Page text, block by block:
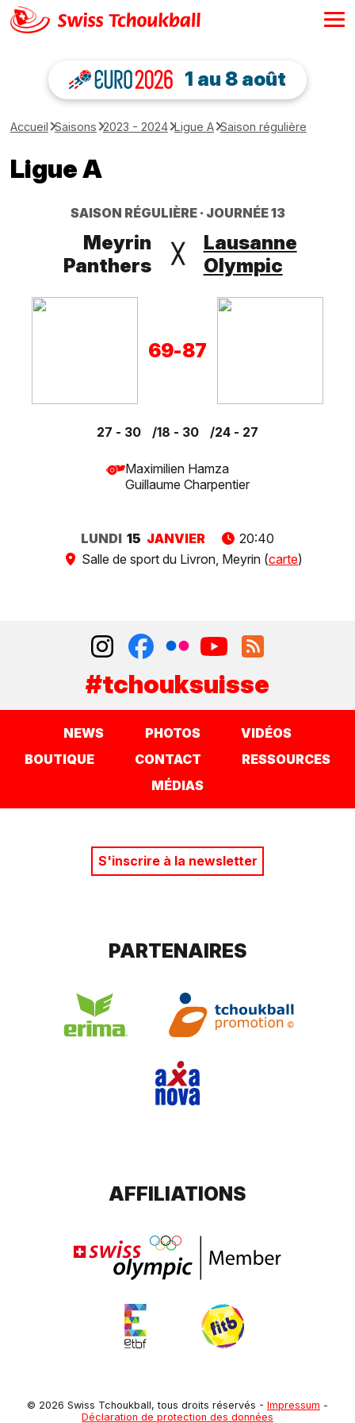
1 au 8 août
Accueil Saisons 2023 - 2024 Ligue A Saison régulière
Ligue A
SAISON RÉGULIÈRE JOURNÉE 13
Meyrin
Panthers
╳
Lausanne
Olympic
69-87
27 - 30 18 - 30 24 - 27
Maximilien Hamza
Guillaume Charpentier
LUNDI 15 JANVIER
20:40
Salle de sport du Livron, Meyrin (carte)
#tchouksuisse
NEWS PHOTOS
VIDÉOS
BOUTIQUE
CONTACT
RESSOURCES
MÉDIAS
S'inscrire à la newsletter
PARTENAIRES
AFFILIATIONS
© 2026 Swiss Tchoukball, tous droits réservés - Impressum -
Déclaration de protection des données